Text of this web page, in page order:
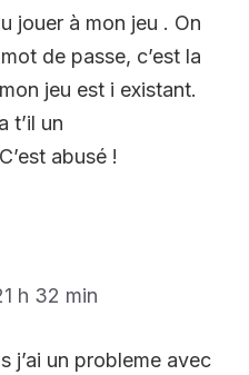
jouer à mon jeu . On
de passe, c’est la
jeu est i existant.
t’il un
abusé !
h 32 min
j’ai un probleme avec